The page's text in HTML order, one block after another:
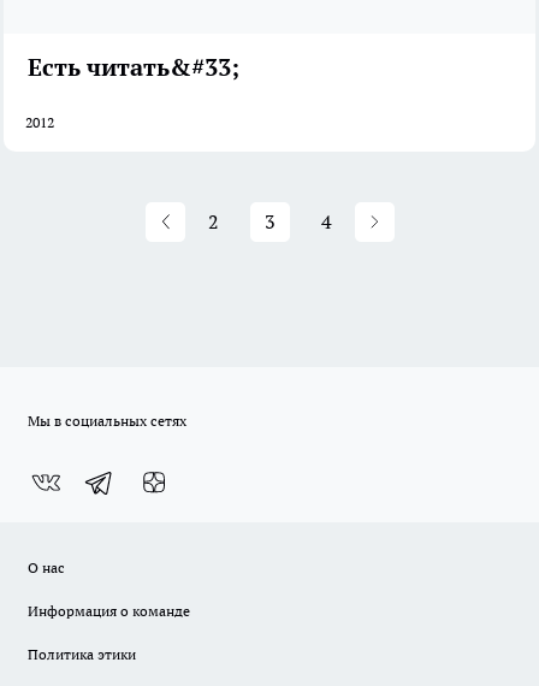
Есть читать&#33;
2012
2 3 4
Мы в социальных сетях
О нас
Информация о команде
Политика этики